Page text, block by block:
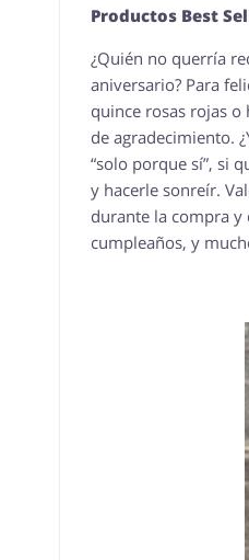
Productos Best
¿Quién no querría
aniversario? Para
quince rosas rojas
de agradecimiento.
“solo porque sí”, si
y hacerle sonreír.
durante la compra y
cumpleaños, y